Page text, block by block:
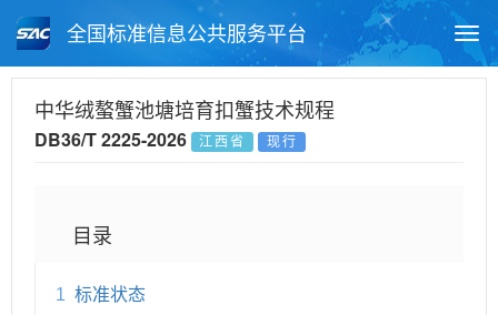
全国标准信息公共服务平台
月报查询 标准公告查询
中华绒螯蟹池塘培育扣蟹技术规程
DB36/T 2225-2026 江西省 现行
目录
1 标准状态